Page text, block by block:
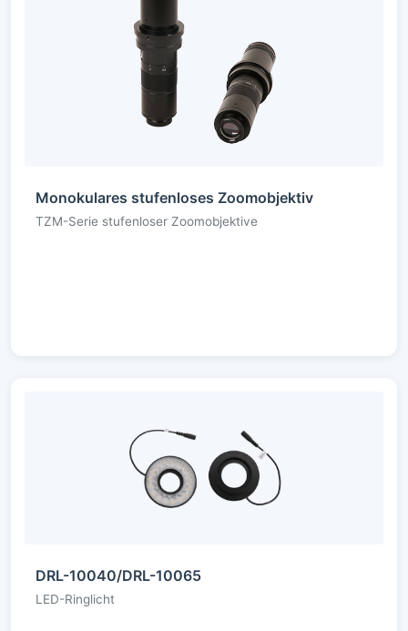
Monokulares stufenloses Zoomobjektiv
TZM-Serie stufenloser Zoomobjektive
DRL-10040/DRL-10065
LED-Ringlicht